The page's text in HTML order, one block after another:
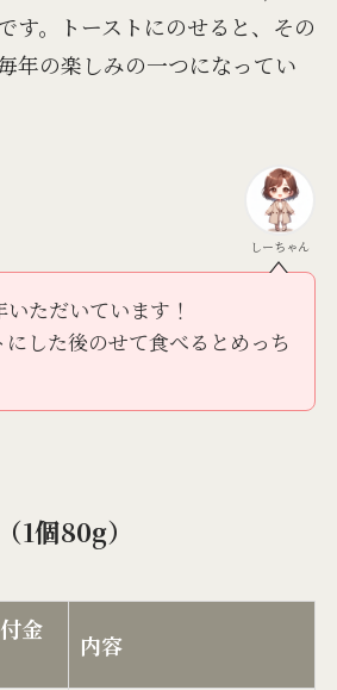
す。トーストにのせると、その
年の楽しみの一つになってい
しーちゃん
ただいています！
した後のせて食べるとめっち
個80g）
金
内容